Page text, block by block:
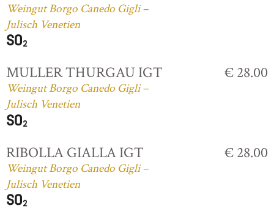
Weingut Borgo Canedo Gigli –
Julisch Venetien
MULLER THURGAU IGT
Weingut Borgo Canedo Gigli –
Julisch Venetien
€ 28.00
RIBOLLA GIALLA IGT
Weingut Borgo Canedo Gigli –
Julisch Venetien
€ 28.00